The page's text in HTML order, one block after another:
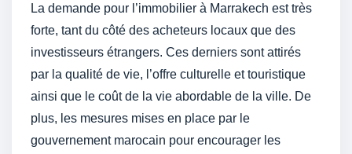
La demande pour l’immobilier à Marrakech est très
forte, tant du côté des acheteurs locaux que des
investisseurs étrangers. Ces derniers sont attirés
par la qualité de vie, l’offre culturelle et touristique
ainsi que le coût de la vie abordable de la ville. De
plus, les mesures mises en place par le
gouvernement marocain pour encourager les